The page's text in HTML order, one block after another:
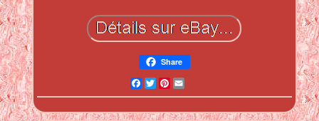
Share
Facebook
Twitter
Pinterest
Email